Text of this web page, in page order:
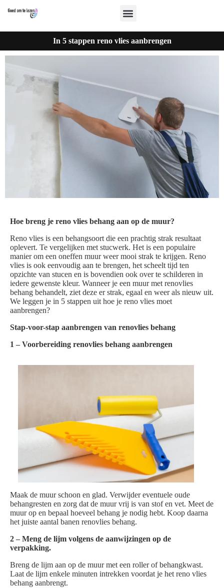
In 5 stappen reno vlies aanbrengen
Hoe breng je reno vlies behang aan op de muur?
Reno vlies is een behangsoort die een prachtig strak resultaat
oplevert. Te vergelijken met stucwerk. Het is een populaire
manier om een oneffen muur weer mooi strak te krijgen. Reno
vlies is ook eenvoudig aan te brengen, het scheelt tijd ten
opzichte van stucen en is bovendien ook over te schilderen in
iedere gewenste kleur. Wanneer je een muur met renovlies
behang behandelt, ziet deze er strak, egaal en weer als nieuw uit.
We leggen je in 5 stappen uit hoe je reno vlies moet
aanbrengen?
Stap-voor-stap aanbrengen van renovlies behang
1 – Voorbereiding renovlies behang aanbrengen
Maak de muur schoon en glad. Verwijder eventuele oude
behangresten en zorg dat de muur vrij is van stof en vet. Meet de
muur op en bepaal hoeveel behang je nodig hebt. Koop daarna
het juiste aantal banen renovlies behang.
2 – Meng de lijm volgens de aanwijzingen op de
verpakking.
Breng de lijm aan op de muur met een roller of behangkwast.
Laat de lijm enkele minuten intrekken voordat je het reno vlies
behang aanbrengt.